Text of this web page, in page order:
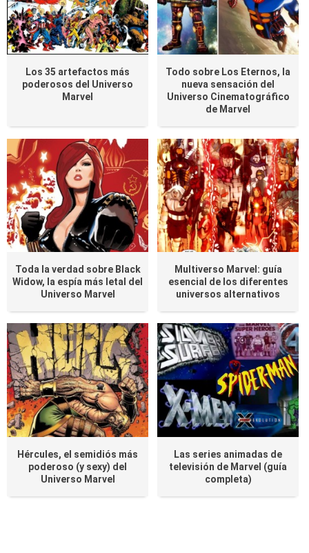
Los 35 artefactos más
poderosos del Universo
Marvel
Todo sobre Los Eternos, la
nueva sensación del
Universo Cinematográfico
de Marvel
Toda la verdad sobre Black
Widow, la espía más letal del
Universo Marvel
Multiverso Marvel: guía
esencial de los diferentes
universos alternativos
Hércules, el semidiós más
poderoso (y sexy) del
Universo Marvel
Las series animadas de
televisión de Marvel (guía
completa)